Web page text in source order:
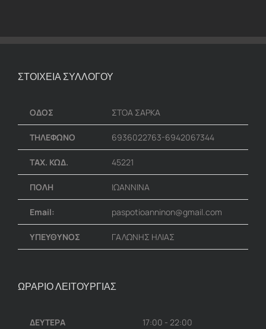
ΣΤΟΙΧΕΙΑ ΣΥΛΛΟΓΟΥ
ΟΔΟΣ ΣΤΟΑ ΣΑΡΚΑ
ΤΗΛΕΦΩΝΟ 6936022763-6942067344
ΤΑΧ. ΚΩΔ. 45221
ΠΟΛΗ ΙΩΑΝΝΙΝΑ
Email: paspotioanninon@gmail.com
ΥΠΕΥΘΥΝΟΣ ΓΑΛΩΝΗΣ ΗΛΙΑΣ
ΩΡΑΡΙΟ ΛΕΙΤΟΥΡΓΙΑΣ
ΔΕΥΤΕΡΑ 17:00 - 22:00